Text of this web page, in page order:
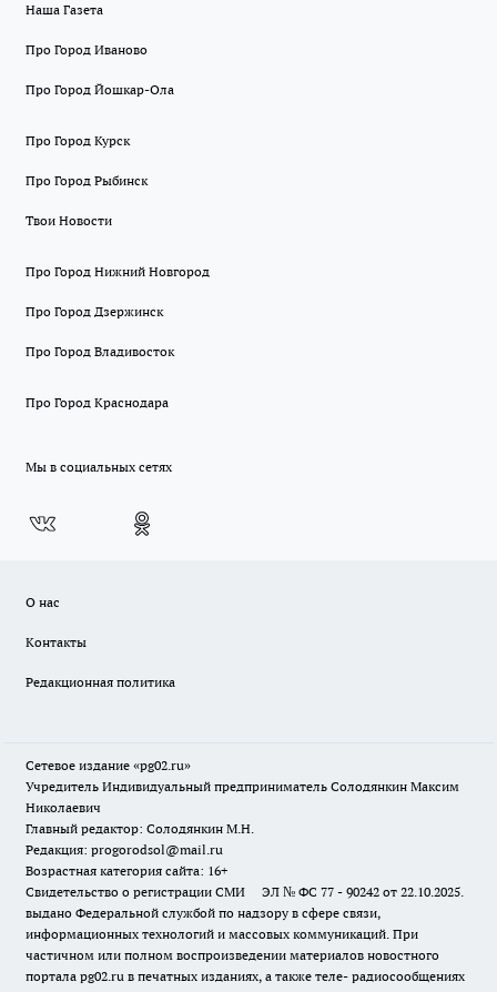
Наша Газета
Про Город Иваново
Про Город Йошкар-Ола
Про Город Курск
Про Город Рыбинск
Твои Новости
Про Город Нижний Новгород
Про Город Дзержинск
Про Город Владивосток
Про Город Краснодара
Мы в социальных сетях
О нас
Контакты
Редакционная политика
Сетевое издание «pg02.ru»
Учредитель Индивидуальный предприниматель Солодянкин Максим
Николаевич
Главный редактор: Солодянкин М.Н.
Редакция: progorodsol@mail.ru
Возрастная категория сайта: 16+
Свидетельство о регистрации СМИ ЭЛ № ФС 77 - 90242 от 22.10.2025.
выдано Федеральной службой по надзору в сфере связи,
информационных технологий и массовых коммуникаций. При
частичном или полном воспроизведении материалов новостного
портала pg02.ru в печатных изданиях, а также теле- радиосообщениях